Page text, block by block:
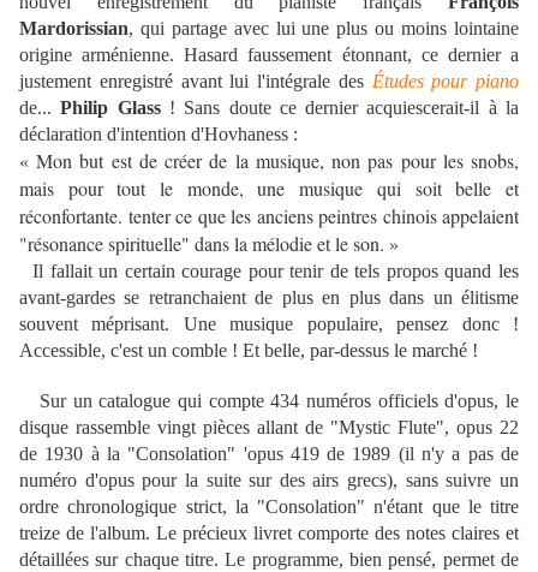
Mardorissian, qui partage avec lui une plus ou moins lointaine
origine arménienne. Hasard faussement étonnant, ce dernier a
justement enregistré avant lui l'intégrale des Études pour piano
de...Philip Glass! Sans doute ce dernier acquiescerait-il à la
déclaration d'intention d'Hovhaness :
« Mon but est de créer de la musique, non pas pour les snobs,
mais pour tout le monde, une musique qui soit belle et
réconfortante. tenter ce que les anciens peintres chinois appelaient
"résonance spirituelle" dans la mélodie et le son. »
Il fallait un certain courage pour tenir de tels propos quand les
avant-gardes se retranchaient de plus en plus dans un élitisme
souvent méprisant. Une musique populaire, pensez donc !
Accessible, c'est un comble ! Et belle, par-dessus le marché !
Sur un catalogue qui compte 434 numéros officiels d'opus, le
disque rassemble vingt pièces allant de "Mystic Flute", opus 22
de 1930 à la "Consolation" 'opus 419 de 1989 (il n'y a pas de
numéro d'opus pour la suite sur des airs grecs), sans suivre un
ordre chronologique strict, la "Consolation" n'étant que le titre
treize de l'album. Le précieux livret comporte des notes claires et
détaillées sur chaque titre. Le programme, bien pensé, permet de